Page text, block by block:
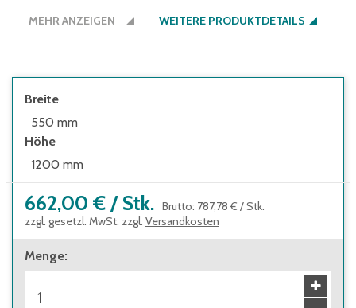
EN 1757-3 (Sicherheit von Plattformwagen).
MEHR ANZEIGEN WEITERE PRODUKTDETAILS
Breite
550 mm
Höhe
1200 mm
662,00 € / Stk. Brutto: 787,78 € /Stk.
zzgl. gesetzl. MwSt. zzgl. Versandkosten
Menge: